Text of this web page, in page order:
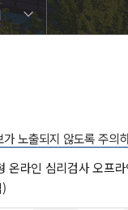
림
안내
센터
터
터광장
항
지
행사
원회
대응안내
회
노출되지 않도록 주의
온라인 심리검사 오프